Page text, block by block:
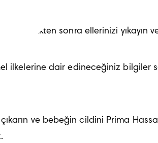
sonra ellerinizi yıkayın
ilkelerine dair edineceğiniz bilgiler
çıkarın ve bebeğin cildini Prima